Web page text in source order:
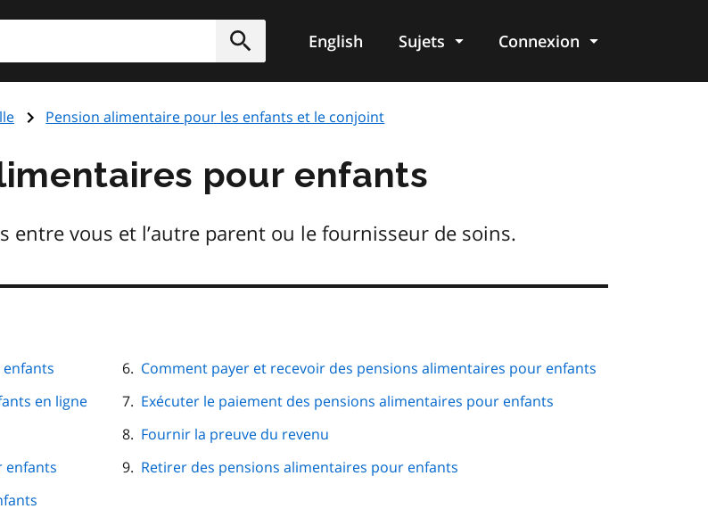
Soumettre
English Sujets Connexion
Pension alimentaire pour les enfants et le conjoint
pour enfants
vous et l’autre parent ou le fournisseur de soins.
en ligne
enfants
Comment payer et recevoir des pensions alimentaires pour enfants
Exécuter le paiement des pensions alimentaires pour enfants
Fournir la preuve du revenu
Retirer des pensions alimentaires pour enfants